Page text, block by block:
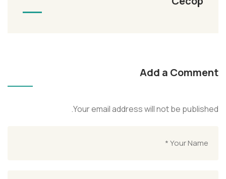
Add a Comment
Your email address will not be published.